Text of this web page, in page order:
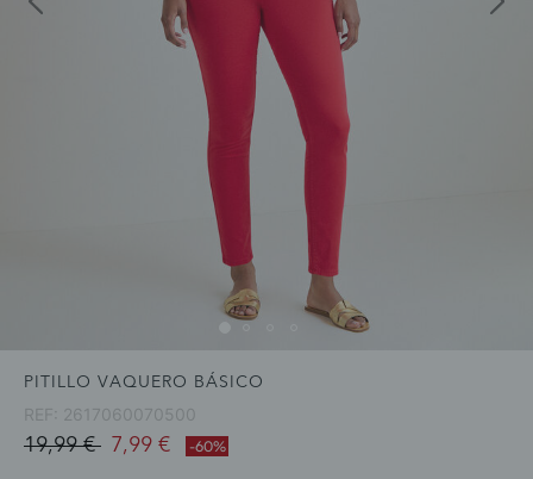
PITILLO VAQUERO BÁSICO
REF: 2617060070500
Price reduced from
19,99 €to7,99 € -60%